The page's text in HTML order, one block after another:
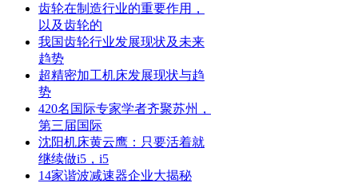
齿轮在制造行业的重要作用，
以及齿轮的
我国齿轮行业发展现状及未来
趋势
超精密加工机床发展现状与趋
势
420名国际专家学者齐聚苏州，
第三届国际
沈阳机床黄云鹰：只要活着就
继续做i5，i5
14家谐波减速器企业大揭秘